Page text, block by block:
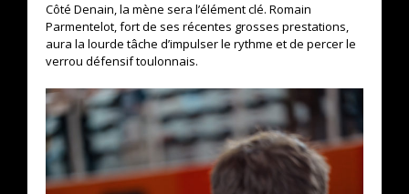
Côté Denain, la mène sera l’élément clé. Romain
Parmentelot, fort de ses récentes grosses prestations,
aura la lourde tâche d’impulser le rythme et de percer le
verrou défensif toulonnais.